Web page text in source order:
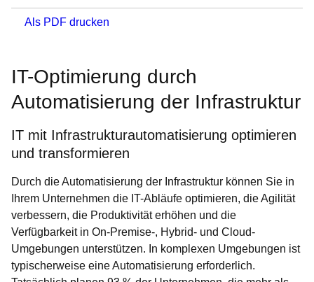
Als PDF drucken
IT-Optimierung durch
Automatisierung der Infrastruktur
IT mit Infrastrukturautomatisierung optimieren
und transformieren
Durch die Automatisierung der Infrastruktur können Sie in
Ihrem Unternehmen die IT-Abläufe optimieren, die Agilität
verbessern, die Produktivität erhöhen und die
Verfügbarkeit in On-Premise-, Hybrid- und Cloud-
Umgebungen unterstützen. In komplexen Umgebungen ist
typischerweise eine Automatisierung erforderlich.